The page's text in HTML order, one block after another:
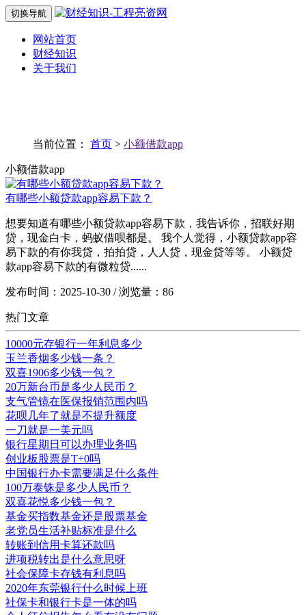
切换导航
网站首页
财经知识
关于我们
当前位置： 首页 > 小额借款app
小额借款app
有哪些小额贷款app容易下款？
想要知道有哪些小额贷款app容易下款，我告诉你，招联好期
贷，现金白卡，蚂蚁借呗都是。 我个人觉得，小额贷款app容
易下款的有你我贷，拍拍贷，人人贷，现金贷等等。 小额贷
款app容易下款的有微粒贷......
发布时间：2025-10-30 / 浏览量：86
热门文章
10000元存银行一年利息多少
玉兰香烟多少钱一条？
双喜1906多少钱一包？
20万新台币是多少人民币？
支气管镜在医保报销范围内吗
花呗几年了就是不提升额度
一刀就是一美元吗
银行星期日可以办理业务吗
创业板股票是T+0吗
中国银行办卡需要满足什么条件
100万泰铢是多少人民币？
双喜花悦多少钱一包？
基金买指数基金还是股票基金
老党员生活补贴标准是什么
转账到信用卡算还款吗
进项税转出是什么意思呀
社会保障卡存钱有利息吗
2020年东莞银行什么时候上班
社保卡和银行卡是一体的吗